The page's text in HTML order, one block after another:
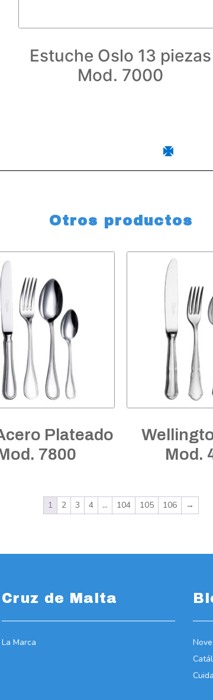
Estuche Oslo 13 piezas
Mod. 7000
Otros productos
Plateado
7800
Mod.
1 2 3 4 … 104 105 106 →
Cruz de Malta
La Marca